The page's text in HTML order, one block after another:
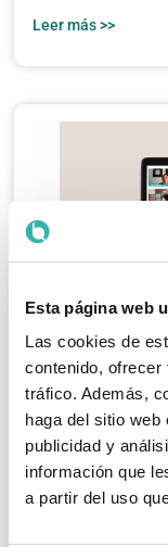
Esta página web
Las cookies de
contenido,
tráfico. Además,
haga del sitio
publicidad y
información que
a partir del uso
Leer más >>
REUNIÓN
QUÍMICOS
General
El 1 de octubre
BEQUINOR con